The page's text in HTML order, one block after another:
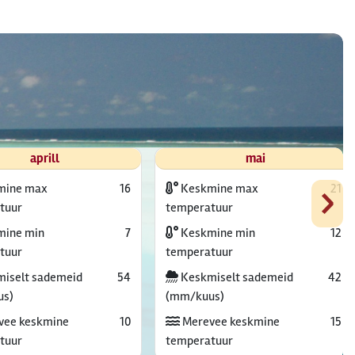
›
aprill
max
16
min
7
sademeid
54
keskmine
10
mai
Keskmine max
temperatuur
21
Keskmine min
temperatuur
12
Keskmiselt sademeid
(mm/kuus)
42
Merevee keskmine
temperatuur
15